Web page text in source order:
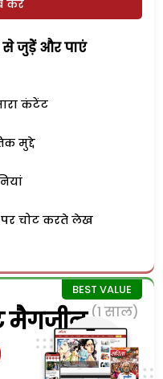
करें
से जुड़ेें और पाएं
कंटेंट
मुद्दे
चोट करते लेख
मैगजीन (1 साल)